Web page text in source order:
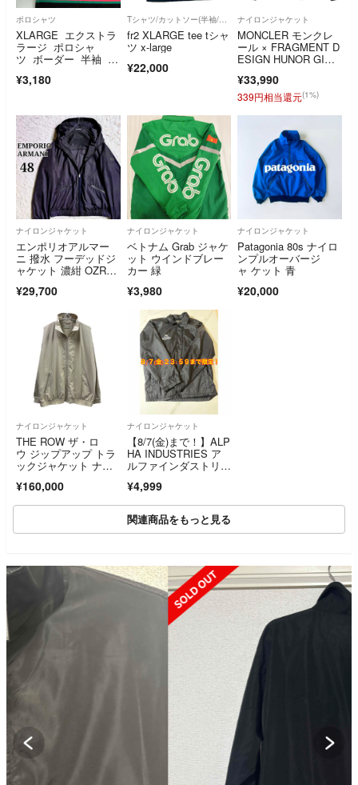
ポロシャツ
XLARGE エクストラ
ラージ ポロシャ
ツ ボーダー 半袖 マ
¥3,180
Tシャツ/カットソー(半袖/袖なし)
fr2 XLARGE tee tシャ
ツ x-large
¥22,000
ナイロンジャケット
MONCLER モンクレ
ール × FRAGMENT D
ESIGN HUNOR GIUB
01 フラグメントデザ
イン ウノアージップ
アップジャケット ブ
ラック
¥33,990
339円相当還元(1%)
ナイロンジャケット
エンポリオアルマー
ニ 撥水 フーデッドジ
ャケット 濃紺 OZR30
O ARMANI メンズ
¥29,700
ナイロンジャケット
ベトナム Grab ジャケ
ット ウインドブレー
カー 緑
¥3,980
ナイロンジャケット
Patagonia 80s ナイロ
ンプルオーバージ
ャ ケット 青
¥20,000
ナイロンジャケット
THE ROW ザ・ロ
ウ ジップアップ トラ
ックジャケット ナイ
¥160,000
ナイロンジャケット
【8/7(金)まで！】ALP
HA INDUSTRIES ア
ルファインダストリー
ト ブラック Lサイ
ズ メンズ 黒
¥4,999
関連商品をもっと見る
SOLD OUT